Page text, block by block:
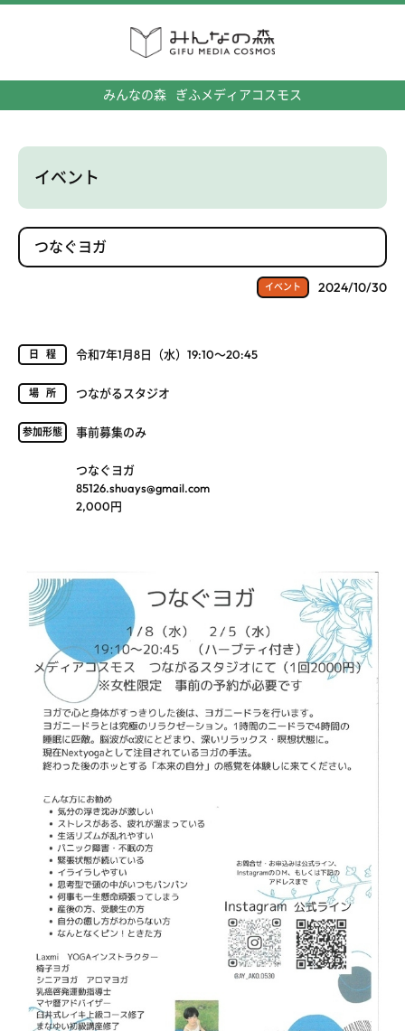
みんなの森 ぎふメディアコスモス
イベント
つなぐヨガ
イベント 2024/10/30
日程 令和7年1月8日（水）19:10～20:45
場所 つながるスタジオ
参加形態 事前募集のみ
つなぐヨガ
85126.shuays@gmail.com
2,000円